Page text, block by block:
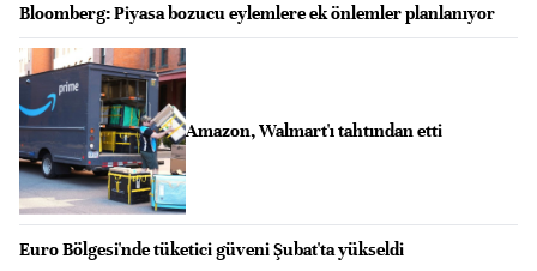
Bloomberg: Piyasa bozucu eylemlere ek önlemler planlanıyor
Amazon, Walmart'ı tahtından etti
Euro Bölgesi'nde tüketici güveni Şubat'ta yükseldi